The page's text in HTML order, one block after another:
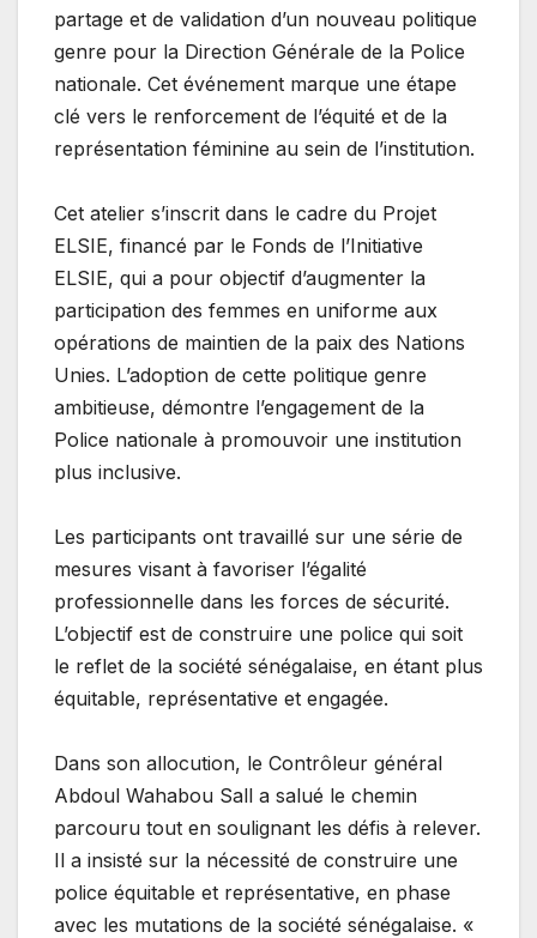
partage et de validation d’un nouveau politique
genre pour la Direction Générale de la Police
nationale. Cet événement marque une étape
clé vers le renforcement de l’équité et de la
représentation féminine au sein de l’institution.
Cet atelier s’inscrit dans le cadre du Projet
ELSIE, financé par le Fonds de l’Initiative
ELSIE, qui a pour objectif d’augmenter la
participation des femmes en uniforme aux
opérations de maintien de la paix des Nations
Unies. L’adoption de cette politique genre
ambitieuse, démontre l’engagement de la
Police nationale à promouvoir une institution
plus inclusive.
Les participants ont travaillé sur une série de
mesures visant à favoriser l’égalité
professionnelle dans les forces de sécurité.
L’objectif est de construire une police qui soit
le reflet de la société sénégalaise, en étant plus
équitable, représentative et engagée.
Dans son allocution, le Contrôleur général
Abdoul Wahabou Sall a salué le chemin
parcouru tout en soulignant les défis à relever.
Il a insisté sur la nécessité de construire une
police équitable et représentative, en phase
avec les mutations de la société sénégalaise. «